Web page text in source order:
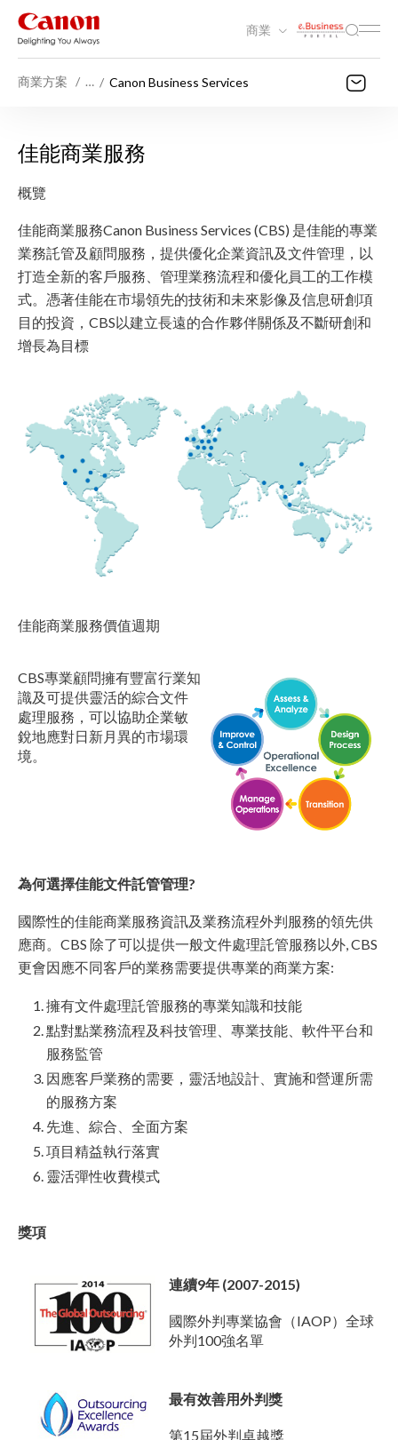
商業
商業方案 … Canon Business Services
佳能商業服務
概覽
佳能商業服務Canon Business Services (CBS) 是佳能的專業
業務託管及顧問服務，提供優化企業資訊及文件管理，以
打造全新的客戶服務、管理業務流程和優化員工的工作模
式。憑著佳能在市場領先的技術和未來影像及信息研創項
目的投資，CBS以建立長遠的合作夥伴關係及不斷研創和
增長為目標
佳能商業服務價值週期
CBS專業顧問擁有豐富行業知
識及可提供靈活的綜合文件
處理服務，可以協助企業敏
銳地應對日新月異的市場環
境。
為何選擇佳能文件託管管理?
國際性的佳能商業服務資訊及業務流程外判服務的領先供
應商。CBS 除了可以提供一般文件處理託管服務以外, CBS
更會因應不同客戶的業務需要提供專業的商業方案:
擁有文件處理託管服務的專業知識和技能
點對點業務流程及科技管理、專業技能、軟件平台和
服務監管
因應客戶業務的需要，靈活地設計、實施和營運所需
的服務方案
先進、綜合、全面方案
項目精益執行落實
靈活彈性收費模式
獎項
連續9年 (2007-2015)
國際外判專業協會（IAOP）全球
外判100強名單
最有效善用外判獎
第15屆外判卓越獎